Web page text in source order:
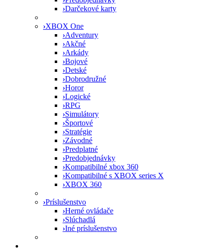
›Darčekové karty
›XBOX One
›Adventury
›Akčné
›Arkády
›Bojové
›Detské
›Dobrodružné
›Horor
›Logické
›RPG
›Simulátory
›Športové
›Stratégie
›Závodné
›Predplatné
›Predobjednávky
›Kompatibilné xbox 360
›Kompatibilné s XBOX series X
›XBOX 360
›Príslušenstvo
›Herné ovládače
›Slúchadlá
›Iné príslušenstvo